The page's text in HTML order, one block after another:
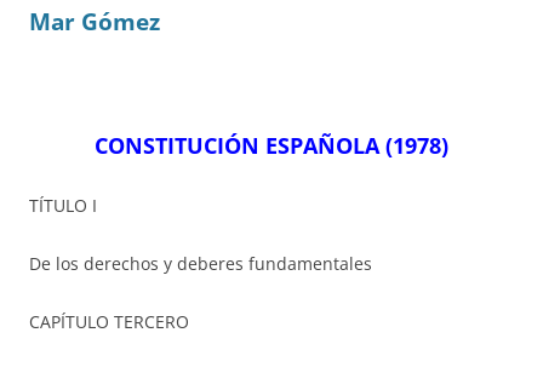
Mar Gómez
CONSTITUCIÓN ESPAÑOLA (1978)
TÍTULO I
De los derechos y deberes fundamentales
CAPÍTULO TERCERO